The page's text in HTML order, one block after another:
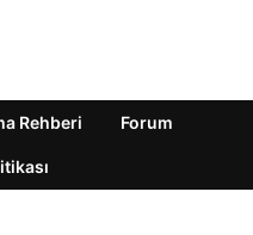
Rehberi Forum